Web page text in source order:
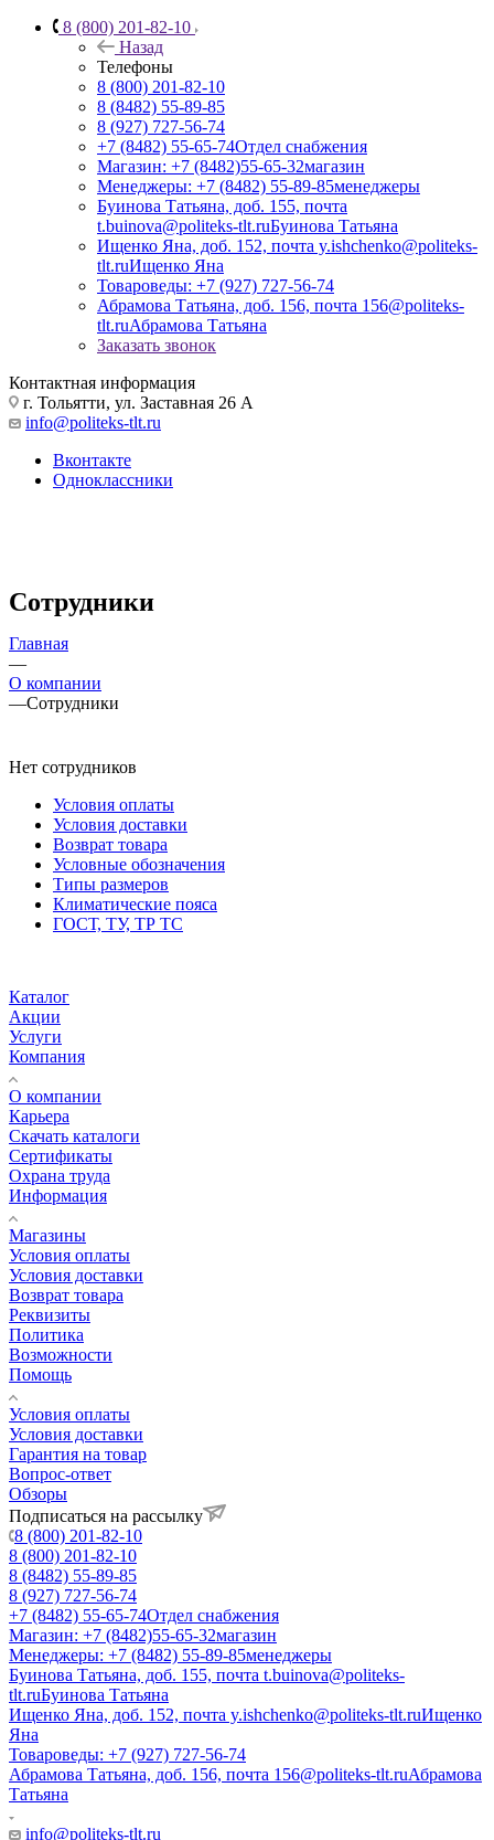
8 (800) 201-82-10
Назад
Телефоны
8 (800) 201-82-10
8 (8482) 55-89-85
8 (927) 727-56-74
+7 (8482) 55-65-74Отдел снабжения
Магазин: +7 (8482)55-65-32магазин
Менеджеры: +7 (8482) 55-89-85менеджеры
Буинова Татьяна, доб. 155, почта
t.buinova@politeks-tlt.ruБуинова Татьяна
Ищенко Яна, доб. 152, почта y.ishchenko@politeks-
tlt.ruИщенко Яна
Товароведы: +7 (927) 727-56-74
Абрамова Татьяна, доб. 156, почта 156@politeks-
tlt.ruАбрамова Татьяна
Заказать звонок
Контактная информация
г. Тольятти, ул. Заставная 26 А
info@politeks-tlt.ru
Вконтакте
Одноклассники
Сотрудники
Главная
—
О компании
—Сотрудники
Нет сотрудников
Условия оплаты
Условия доставки
Возврат товара
Условные обозначения
Типы размеров
Климатические пояса
ГОСТ, ТУ, ТР ТС
Каталог
Акции
Услуги
Компания
О компании
Карьера
Cкачать каталоги
Сертификаты
Охрана труда
Информация
Магазины
Условия оплаты
Условия доставки
Возврат товара
Реквизиты
Политика
Возможности
Помощь
Условия оплаты
Условия доставки
Гарантия на товар
Вопрос-ответ
Обзоры
Подписаться на рассылку
8 (800) 201-82-10
8 (800) 201-82-10
8 (8482) 55-89-85
8 (927) 727-56-74
+7 (8482) 55-65-74Отдел снабжения
Магазин: +7 (8482)55-65-32магазин
Менеджеры: +7 (8482) 55-89-85менеджеры
Буинова Татьяна, доб. 155, почта t.buinova@politeks-
tlt.ruБуинова Татьяна
Ищенко Яна, доб. 152, почта y.ishchenko@politeks-tlt.ruИщенко
Яна
Товароведы: +7 (927) 727-56-74
Абрамова Татьяна, доб. 156, почта 156@politeks-tlt.ruАбрамова
Татьяна
info@politeks-tlt.ru